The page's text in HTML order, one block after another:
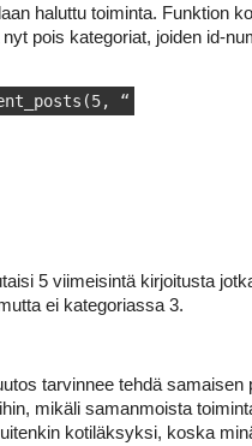
haluttu toiminta. Funktion
pois kategoriat, joiden id-
“
5 viimeisintä kirjoitusta
ei kategoriassa 3.
tarvinnee tehdä samaisen
mikäli samanmoista
kotiläksyksi, koska